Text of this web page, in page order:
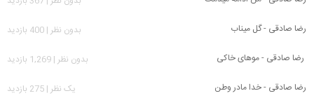
رضا صادقی - گل میناب
بدون نظر | 400 بازدید
رضا صادقی - موهای خاکی
بدون نظر | 1,269 بازدید
رضا صادقی - خدا مادر وطن
يک نظر | 275 بازدید